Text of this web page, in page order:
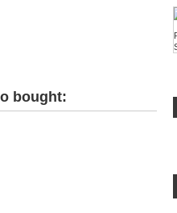
bought: